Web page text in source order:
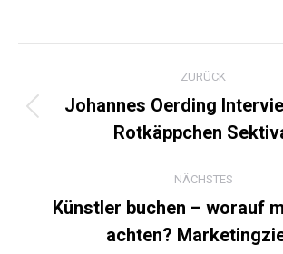
ZURÜCK
Vorheriger
Beitrag:
Johannes Oerding
Rotkäppchen
NÄCHSTES
Beitrag:
Künstler buchen – worauf
achten?